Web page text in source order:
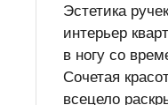
Эстетика
интерьер
в ногу со
Сочетая
всецело